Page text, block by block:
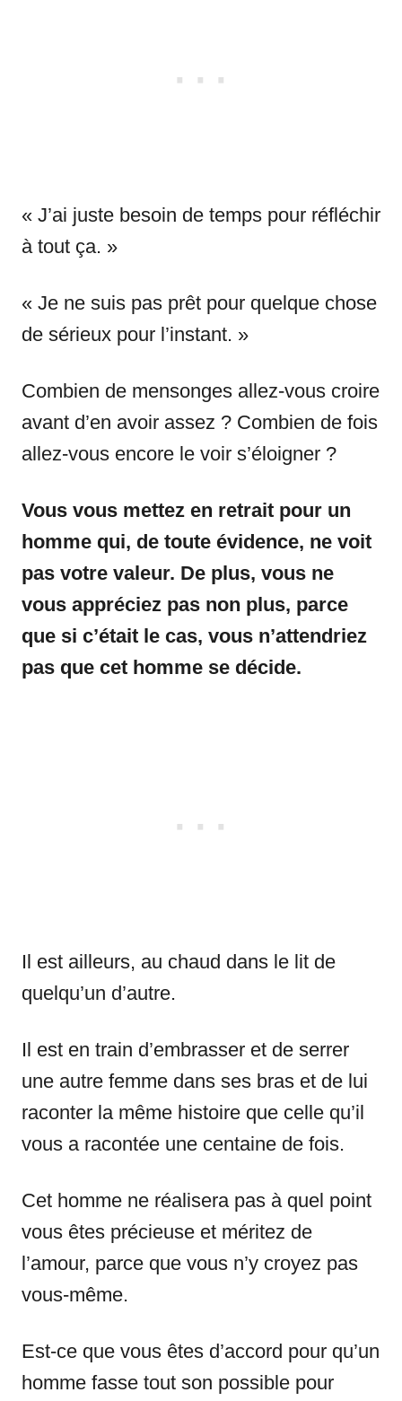
« J’ai juste besoin de temps pour réfléchir
à tout ça. »
« Je ne suis pas prêt pour quelque chose
de sérieux pour l’instant. »
Combien de mensonges allez-vous croire
avant d’en avoir assez ? Combien de fois
allez-vous encore le voir s’éloigner ?
Vous vous mettez en retrait pour un
homme qui, de toute évidence, ne voit
pas votre valeur. De plus, vous ne
vous appréciez pas non plus, parce
que si c’était le cas, vous n’attendriez
pas que cet homme se décide.
Il est ailleurs, au chaud dans le lit de
quelqu’un d’autre.
Il est en train d’embrasser et de serrer
une autre femme dans ses bras et de lui
raconter la même histoire que celle qu’il
vous a racontée une centaine de fois.
Cet homme ne réalisera pas à quel point
vous êtes précieuse et méritez de
l’amour, parce que vous n’y croyez pas
vous-même.
Est-ce que vous êtes d’accord pour qu’un
homme fasse tout son possible pour